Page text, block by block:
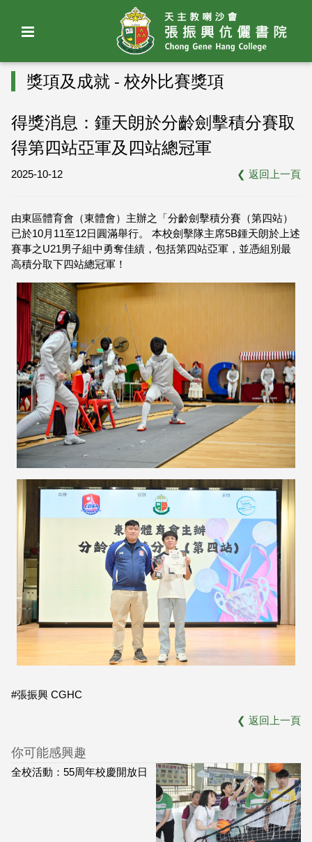
獎項及成就 - 校外比賽獎項
得獎消息：鍾天朗於分齡劍擊積分賽取
得第四站亞軍及四站總冠軍
2025-10-12 ❮ 返回上一頁
由東區體育會（東體會）主辦之「分齡劍擊積分賽（第四站）
已於10月11至12日圓滿舉行。 本校劍擊隊主席5B鍾天朗於上述
賽事之U21男子組中勇奪佳績，包括第四站亞軍，並憑組別最
高積分取下⁠四站總冠軍！
#張振興 CGHC
❮ 返回上一頁
你可能感興趣
全校活動：55周年校慶開放日